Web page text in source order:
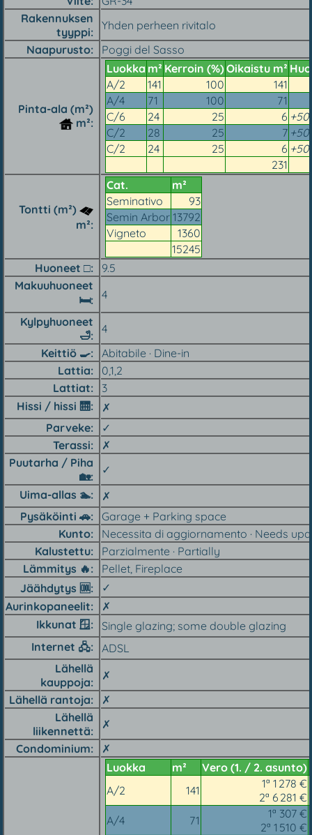
Rakennuksen
tyyppi
Yhden perheen rivitalo
Naapurusto
Poggi del Sasso
Pinta-ala (m²)
m²
Luokka m² Kerroin (%)Oikaistu m²
A/2
141 100
141
A/4
71 100
71
C/6
24 25 6
C/2
28 25 7
C/2
24 25 6
231
Tontti (m²)
m²
Cat.
m²
Seminativo
93
Semin Arbor 13792
Vigneto
1360
15245
Huoneet □
9.5
Makuuhuoneet
🛏
4
Kylpyhuoneet
🛁
4
Keittiö 🍳︎
Abitabile · Dine-in
Lattia
0,1,2
Lattiat
3
Hissi / hissi 🛗︎
✗
Parveke
✓
Terassi
✗
Puutarha / Piha
🏡︎
✓
Uima-allas 🏊︎
✗
Pysäköinti 🚗︎
Garage + Parking space
Kunto
Necessita di aggiornamento · Needs
Kalustettu
Parzialmente · Partially
Lämmitys 🔥︎
Pellet, Fireplace
Jäähdytys 🆒︎
✓
Aurinkopaneelit
✗
Ikkunat 🪟︎
Single glazing; some double glazing
Internet 🖧
ADSL
Lähellä
kauppoja
✗
Lähellä rantoja
✗
Lähellä
liikennettä
✗
Condominium
✗
Luokka m² Vero (1. / 2. asunto)
A/2
141
1ª 1 278 €
2ª 6 281 €
A/4
71
1ª 307 €
2ª 1 510 €